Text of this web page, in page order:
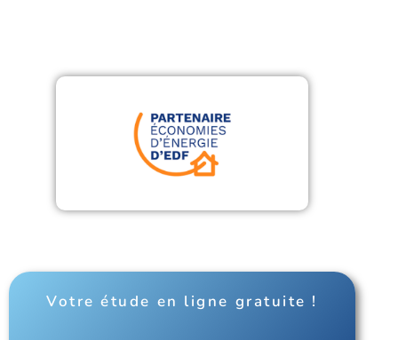
Votre étude en ligne gratuite !